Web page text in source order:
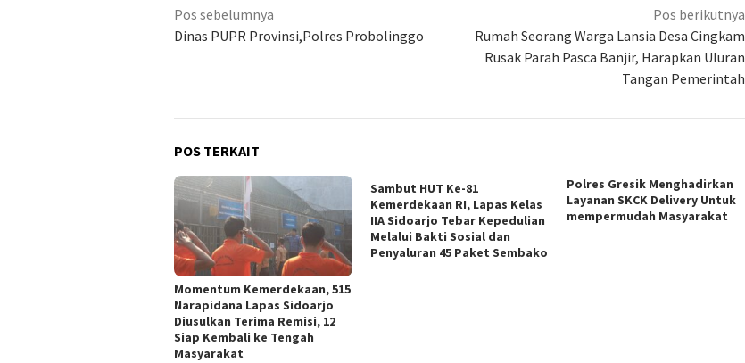
Navigasi
pos
Pos sebelumnya
Dinas PUPR Provinsi,Polres Probolinggo
Pos berikutnya
Rumah Seorang Warga Lansia Desa Cingkam
Rusak Parah Pasca Banjir, Harapkan Uluran
Tangan Pemerintah
POS TERKAIT
Momentum Kemerdekaan, 515
Narapidana Lapas Sidoarjo
Diusulkan Terima Remisi, 12
Siap Kembali ke Tengah
Masyarakat
Sambut HUT Ke-81
Kemerdekaan RI, Lapas Kelas
IIA Sidoarjo Tebar Kepedulian
Melalui Bakti Sosial dan
Penyaluran 45 Paket Sembako
Polres Gresik Menghadirkan
Layanan SKCK Delivery Untuk
mempermudah Masyarakat